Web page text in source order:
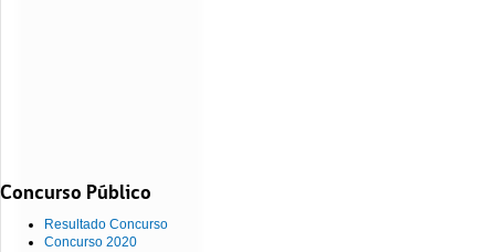
Concurso Público
Resultado Concurso
Concurso 2020